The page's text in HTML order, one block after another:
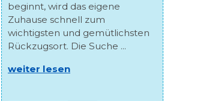
beginnt, wird das eigene
Zuhause schnell zum
wichtigsten und gemütlichsten
Rückzugsort. Die Suche ...
weiter lesen